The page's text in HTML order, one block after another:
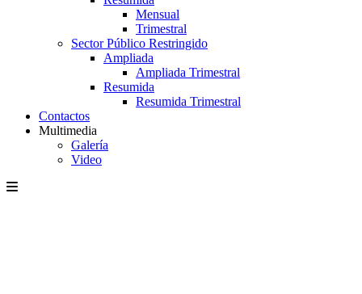
Mensual
Trimestral
Sector Público Restringido
Ampliada
Ampliada Trimestral
Resumida
Resumida Trimestral
Contactos
Multimedia
Galería
Video